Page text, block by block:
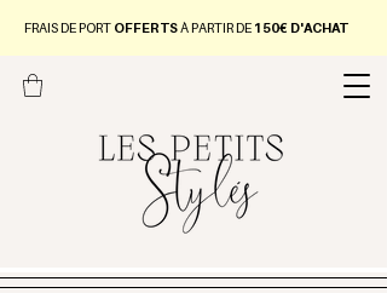
FRAIS DE PORT OFFERTSÀ PARTIR DE 150€ D'ACHAT